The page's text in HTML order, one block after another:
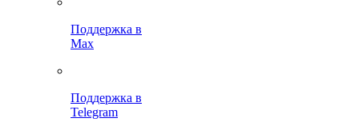
Поддержка в
Max
Поддержка в
Telegram